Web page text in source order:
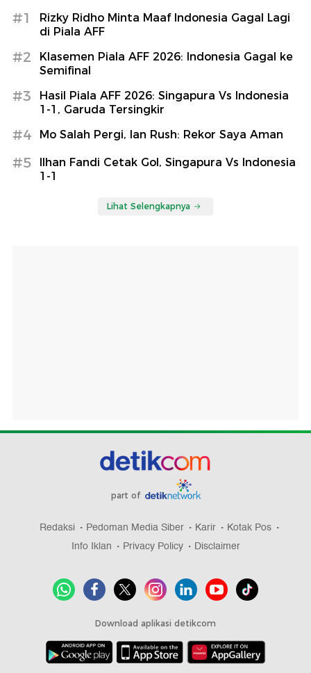
#1
Rizky Ridho Minta Maaf Indonesia Gagal Lagi
di Piala AFF
#2
Klasemen Piala AFF 2026: Indonesia Gagal ke
Semifinal
#3
Hasil Piala AFF 2026: Singapura Vs Indonesia
1-1, Garuda Tersingkir
#4 Mo Salah Pergi, Ian Rush: Rekor Saya Aman
#5
Ilhan Fandi Cetak Gol, Singapura Vs Indonesia
1-1
Lihat Selengkapnya
part of
Redaksi Pedoman Media Siber Karir
Kotak Pos
Info Iklan
Privacy Policy Disclaimer
Download aplikasi detikcom